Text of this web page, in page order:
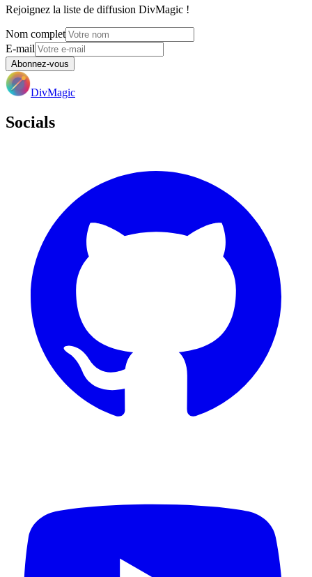
Rejoignez la liste de diffusion DivMagic !
Nom complet
E-mail
Abonnez-vous
DivMagic
Socials